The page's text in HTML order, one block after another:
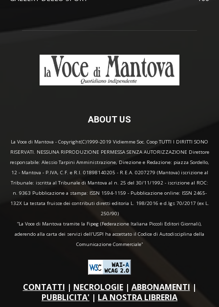
ABOUT US
La Voce di Mantova - Copyright(C)1999-2019 Vidiemme Soc. Coop TUTTI I DIRITTI SONO
RISERVATI. NESSUNA RIPRODUZIONE PERMESSA SENZA AUTORIZZAZIONE Direttore
responsabile: Alessio Tarpini Amministrazione, Direzione e Redazione: piazza Sordello,
12 - Mantova - P.IVA, C.F. e R.I. 01898140205 - R.E.A. 0207279 (Mantova) iscrizione al
Tribunale: iscritta al Tribunale di Mantova al n. 25 del 30/11/1992 - iscrizione al ROC:
n. 9363 Pubblicazione a stampa: ISSN 1594-1159 - Pubblicazione online: ISSN 2465-
132X La testata fruisce dei contributi diretti editoria L. 198/2016 e d.lgs 70/2017 (ex L.
250/90)
“La Voce di Mantova tramite la Fipeg (Federazione Italiana Piccoli Editori Giornali),
aderendo alla carta dei servizi dell'USPI ha accettato il Codice di Autodisciplina della
Comunicazione Commerciale"
CONTATTI | NECROLOGIE| ABBONAMENTI |
PUBBLICITA' | LA NOSTRA LIBRERIA